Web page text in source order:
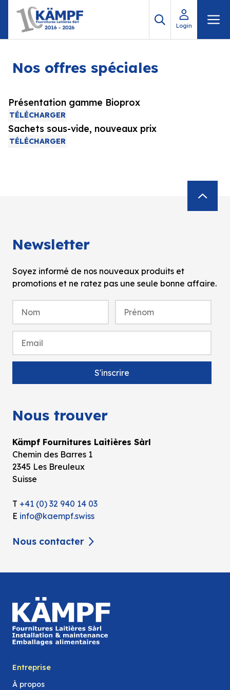
contenu
Login
Nos offres spéciales
Présentation gamme Bioprox
TÉLÉCHARGER
Sachets sous-vide, nouveaux prix
TÉLÉCHARGER
Newsletter
Soyez informé de nos nouveaux produits et
promotions et ne ratez pas une seule bonne affaire.
Nous trouver
Kämpf Fournitures Laitières Sàrl
Chemin des Barres 1
2345 Les Breuleux
Suisse
T +41 (0) 32 940 14 03
E info@kaempf.swiss
Nous contacter
Entreprise
À propos